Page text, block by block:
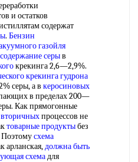
и остатков
содержат
. Бензин
газойля
содержание серыв
крекинга 2,6—2,9%.
крекинга гудрона
серы, а в керосиновых
в пределах 200—
Как прямогонные
процессов не
товарные продуктыбез
Поэтомусхема
арланская,должна быть
схемадля